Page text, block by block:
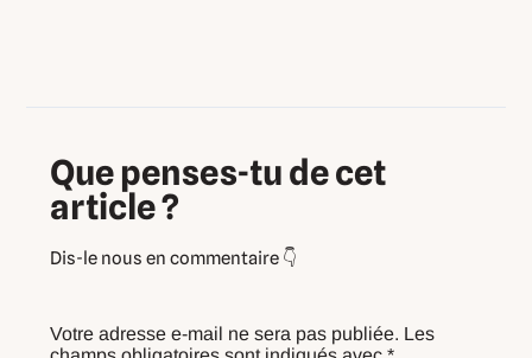
Que penses-tu de cet
article ?
Votre adresse e-mail ne sera pas publiée. Les